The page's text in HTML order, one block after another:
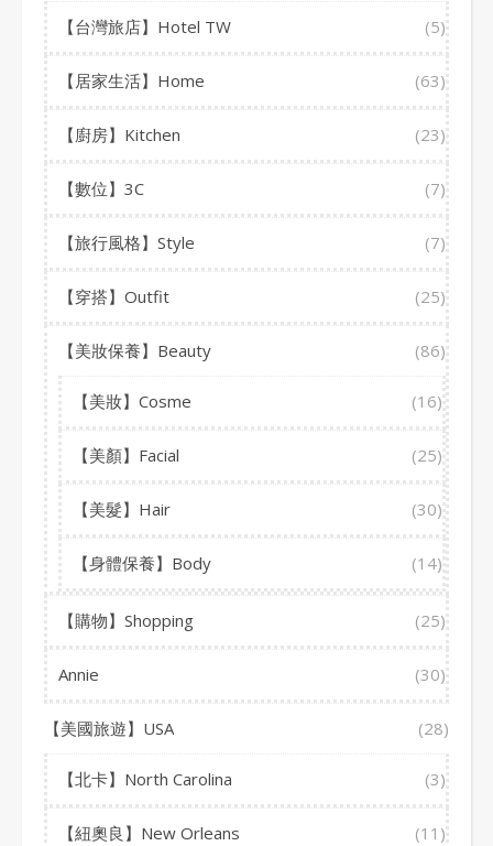
【台灣旅店】Hotel TW (5)
【居家生活】Home (63)
【廚房】Kitchen (23)
【數位】3C (7)
【旅行風格】Style (7)
【穿搭】Outfit (25)
【美妝保養】Beauty (86)
【美妝】Cosme (16)
【美顏】Facial (25)
【美髮】Hair (30)
【身體保養】Body (14)
【購物】Shopping (25)
Annie (30)
【美國旅遊】USA (28)
【北卡】North Carolina (3)
【紐奧良】New Orleans (11)